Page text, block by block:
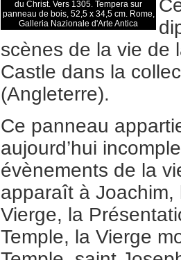
du Christ. Vers 1305. Tempera sur
panneau de bois, 52,5 x 34,5 cm. Rome,
Galleria Nazionale d'Arte Antica
scènes de la vie de
Castle dans la
(Angleterre).
Ce panneau
aujourd’hui
évènements de la
apparaît à
Vierge, la
Temple, la Vierge